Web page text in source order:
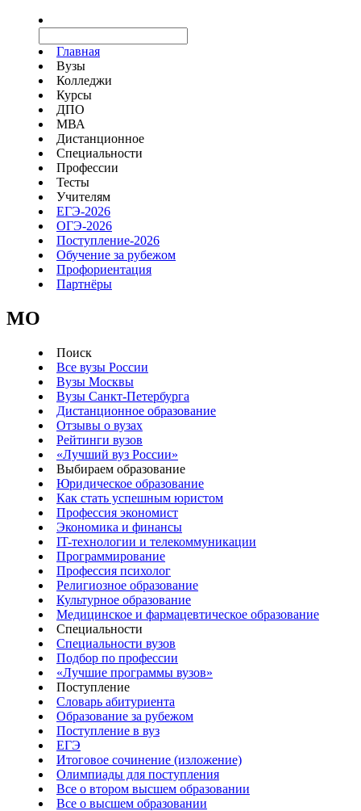
Главная
Вузы
Колледжи
Курсы
ДПО
МВА
Дистанционное
Специальности
Профессии
Тесты
Учителям
ЕГЭ-2026
ОГЭ-2026
Поступление-2026
Обучение за рубежом
Профориентация
Партнёры
MO
Поиск
Все вузы России
Вузы Москвы
Вузы Санкт-Петербурга
Дистанционное образование
Отзывы о вузах
Рейтинги вузов
«Лучший вуз России»
Выбираем образование
Юридическое образование
Как стать успешным юристом
Профессия экономист
Экономика и финансы
IT-технологии и телекоммуникации
Программирование
Профессия психолог
Религиозное образование
Культурное образование
Медицинское и фармацевтическое образование
Специальности
Специальности вузов
Подбор по профессии
«Лучшие программы вузов»
Поступление
Словарь абитуриента
Образование за рубежом
Поступление в вуз
ЕГЭ
Итоговое сочинение (изложение)
Олимпиады для поступления
Все о втором высшем образовании
Все о высшем образовании